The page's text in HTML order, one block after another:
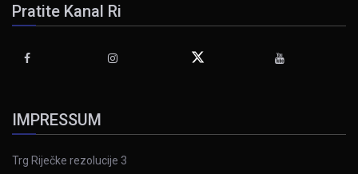
Pratite Kanal Ri
IMPRESSUM
Trg Riječke rezolucije 3